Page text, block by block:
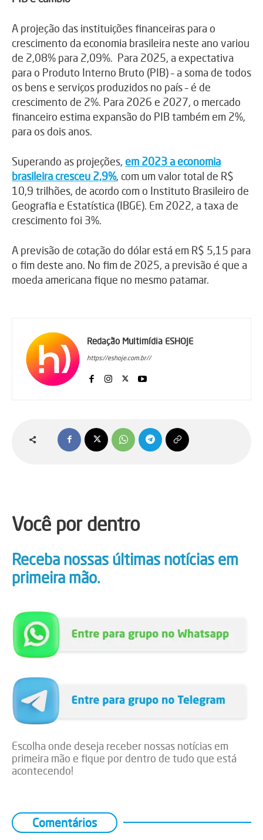
A projeção das instituições financeiras para o
crescimento da economia brasileira neste ano variou
de 2,08% para 2,09%. Para 2025, a expectativa
para o Produto Interno Bruto (PIB) – a soma de todos
os bens e serviços produzidos no país – é de
crescimento de 2%. Para 2026 e 2027, o mercado
financeiro estima expansão do PIB também em 2%,
para os dois anos.
Superando as projeções, em 2023 a economia
brasileira cresceu 2,9%, com um valor total de R$
10,9 trilhões, de acordo com o Instituto Brasileiro de
Geografia e Estatística (IBGE). Em 2022, a taxa de
crescimento foi 3%.
A previsão de cotação do dólar está em R$ 5,15 para
o fim deste ano. No fim de 2025, a previsão é que a
moeda americana fique no mesmo patamar.
Redação Multimídia ESHOJE
https://eshoje.com.br//
Você por dentro
Receba nossas últimas notícias em
primeira mão.
Escolha onde deseja receber nossas notícias em
primeira mão e fique por dentro de tudo que está
acontecendo!
Comentários